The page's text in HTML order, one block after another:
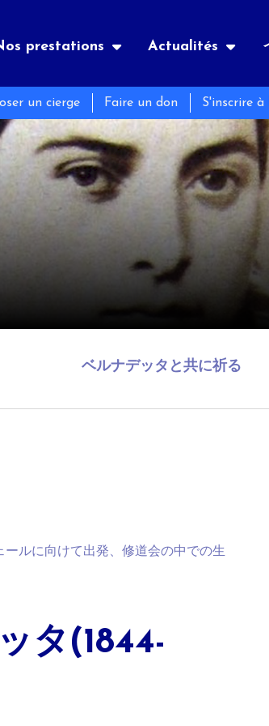
Notre histoire
prestations
宿泊
Actualités
季刊誌
un cierge Faire un don S'inscrire
ベルナデッタと共に祈る
ルに向けて出発、修道会の中での生
タ(1844-